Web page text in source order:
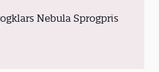
Nebula Sprogpris